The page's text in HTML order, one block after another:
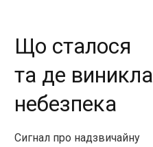
Що сталося
та де виникла
небезпека
Сигнал про надзвичайну